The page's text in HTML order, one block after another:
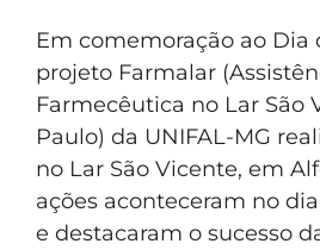
Em comemoração ao Dia
projeto Farmalar
Farmecêutica no Lar São
Paulo) da UNIFAL-MG
no Lar São Vicente, em
ações aconteceram no
e destacaram o sucesso